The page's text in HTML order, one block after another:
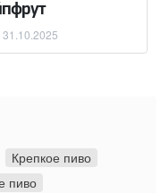
31.10.2025
Крепкое пиво
пиво